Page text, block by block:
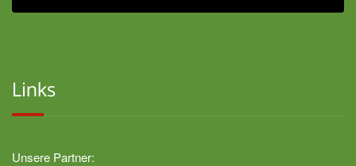
Links
Unsere Partner: